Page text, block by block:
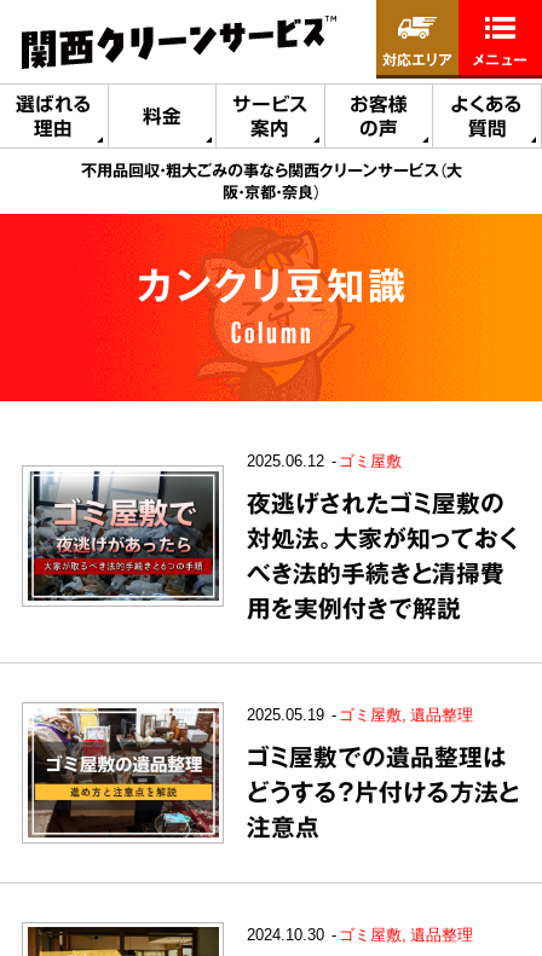
選ばれる
理由
料金
サービス
案内
お客様
の声
よくある
質問
対応エリア メニュー
不用品回収・粗大ごみの事なら関西クリーンサービス（大
阪・京都・奈良）
カンクリ豆知識
Column
2025.06.12 ゴミ屋敷
夜逃げされたゴミ屋敷の
対処法。大家が知っておく
べき法的手続きと清掃費
用を実例付きで解説
2025.05.19 ゴミ屋敷 遺品整理
ゴミ屋敷での遺品整理は
どうする？片付ける方法と
注意点
2024.10.30 ゴミ屋敷 遺品整理